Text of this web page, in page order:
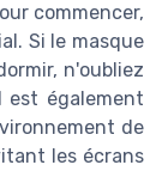
commencer,
Si le masque
n'oubliez
est également
de
les écrans